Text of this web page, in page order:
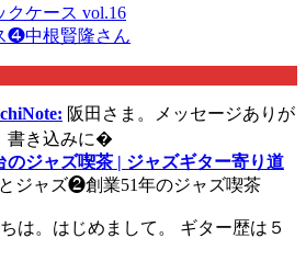
クケース vol.16
❹中根賢隆さん
阪田さま。メッセージありが
書き込みに�
ジャズ喫茶 | ジャズギター寄り道
ジャズ❷創業51年のジャズ喫茶
は。はじめまして。 ギター歴は５